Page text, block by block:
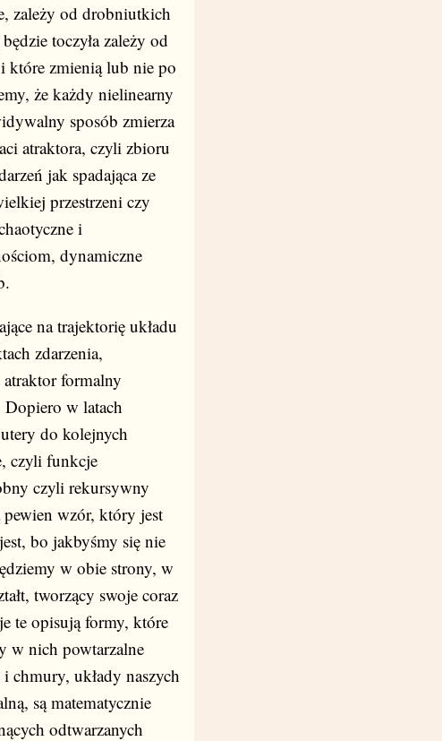
zależy od drobniutkich
toczyła zależy od
które zmienią lub nie po
że każdy nielinearny
sposób zmierza
atraktora, czyli zbioru
jak spadająca ze
przestrzeni czy
i
dynamiczne
na trajektorię układu
zdarzenia,
formalny
w latach
do kolejnych
czyli funkcje
czyli rekursywny
pewien wzór, który jest
bo jakbyśmy się nie
w obie strony, w
tworzący swoje coraz
te opisują formy, które
w nich powtarzalne
chmury, układy naszych
są matematycznie
odtwarzanych